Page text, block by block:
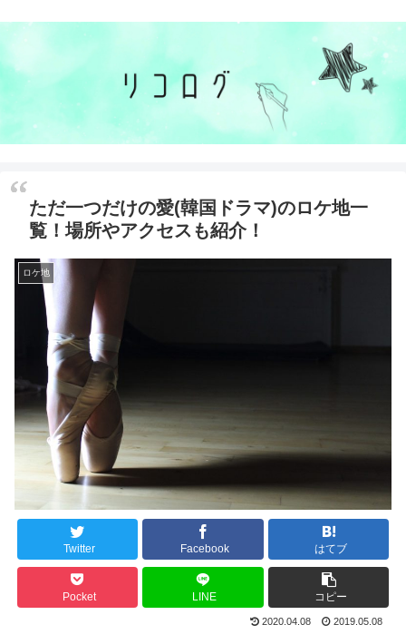
ただ一つだけの愛(韓国ドラマ)のロケ地一
覧！場所やアクセスも紹介！
ロケ地
Twitter Facebook はてブ
Pocket LINE コピー
2020.04.08 2019.05.08